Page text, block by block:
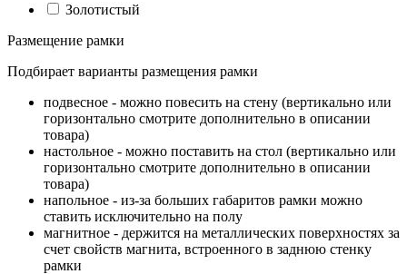
Золотистый
Размещение рамки
Подбирает варианты размещения рамки
подвесное - можно повесить на стену (вертикально или
горизонтально смотрите дополнительно в описании
товара)
настольное - можно поставить на стол (вертикально или
горизонтально смотрите дополнительно в описании
товара)
напольное - из-за больших габаритов рамки можно
ставить исключительно на полу
магнитное - держится на металлических поверхностях за
счет свойств магнита, встроенного в заднюю стенку
рамки